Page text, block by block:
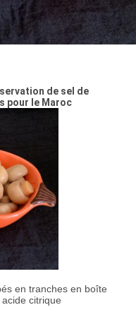
de sel de
pour le Maroc
en tranches en boîte
citrique